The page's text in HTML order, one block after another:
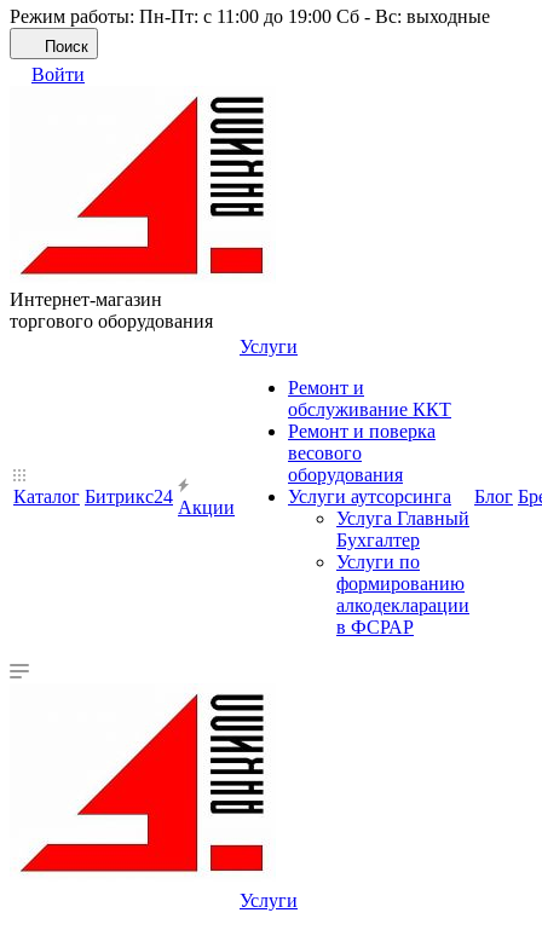
Режим работы: Пн-Пт: с 11:00 до 19:00 Сб - Вс: выходные
Поиск
Войти
Интернет-магазин
торгового оборудования
Каталог Битрикс24
Акции
Услуги
Ремонт и
обслуживание ККТ
Ремонт и поверка
весового
оборудования
Услуги аутсорсинга
Услуга Главный
Бухгалтер
Услуги по
формированию
алкодекларации
в ФСРАР
Блог
Услуги